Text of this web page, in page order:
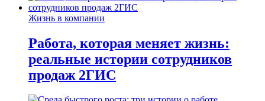
Жизнь в компании
Работа, которая меняет жизнь:
реальные истории сотрудников
продаж 2ГИС